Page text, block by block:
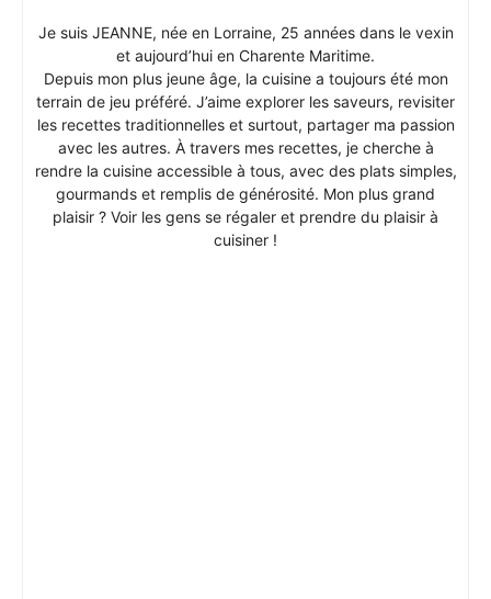
Je suis JEANNE, née en Lorraine, 25 années dans le vexin
et aujourd’hui en Charente Maritime.
Depuis mon plus jeune âge, la cuisine a toujours été mon
terrain de jeu préféré. J’aime explorer les saveurs, revisiter
les recettes traditionnelles et surtout, partager ma passion
avec les autres. À travers mes recettes, je cherche à
rendre la cuisine accessible à tous, avec des plats simples,
gourmands et remplis de générosité. Mon plus grand
plaisir ? Voir les gens se régaler et prendre du plaisir à
cuisiner !